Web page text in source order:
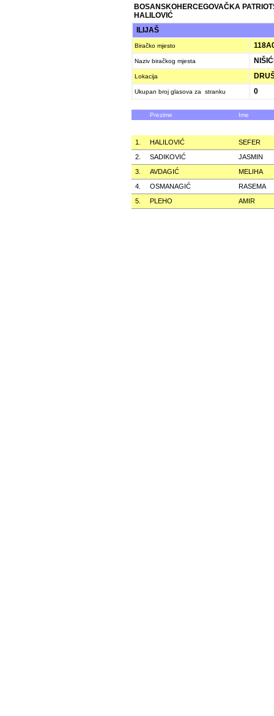
BOSANSKOHERCEGOVAČKA
HALILOVIĆ
ILIJAŠ
Biračko mjesto
Naziv biračkog mjesta
Lokacija
Ukupan broj glasova za stranku 0
Prezime Ime
1. HALILOVIĆ
SEFER
2.
SADIKOVIĆ
JASMIN
3.
AVDAGIĆ
MELIHA
4.
OSMANAGIĆ
RASEMA
5.
PLEHO AMIR